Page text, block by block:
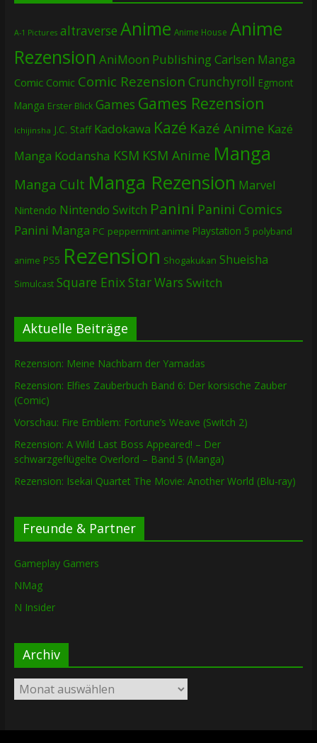
A-1 Pictures altraverse Anime Anime House Anime
Rezension AniMoon PublishingCarlsen Manga
Comic Comic Comic Rezension Crunchyroll Egmont
Manga Erster Blick Games Games Rezension
Ichijinsha J.C. Staff Kadokawa Kazé Kazé Anime Kazé
Manga Kodansha KSM KSM Anime Manga
Manga Cult Manga Rezension Marvel
Nintendo Nintendo Switch Panini Panini Comics
Panini Manga PC peppermint anime Playstation 5 polyband
anime PS5 Rezension Shogakukan Shueisha
Simulcast Square EnixStar Wars Switch
Aktuelle Beiträge
Rezension: Meine Nachbarn der Yamadas
Rezension: Elfies Zauberbuch Band 6: Der korsische Zauber
(Comic)
Vorschau: Fire Emblem: Fortune’s Weave (Switch 2)
Rezension: A Wild Last Boss Appeared! – Der
schwarzgeflügelte Overlord – Band 5 (Manga)
Rezension: Isekai Quartet The Movie: Another World (Blu-ray)
Freunde & Partner
Gameplay Gamers
NMag
N Insider
Archiv
Archiv